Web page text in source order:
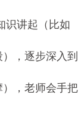
识讲起（比如
，逐步深入到
，老师会手把